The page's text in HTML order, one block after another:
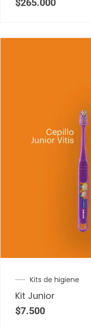
$265.000
Kits de higiene
Kit Junior
$7.500